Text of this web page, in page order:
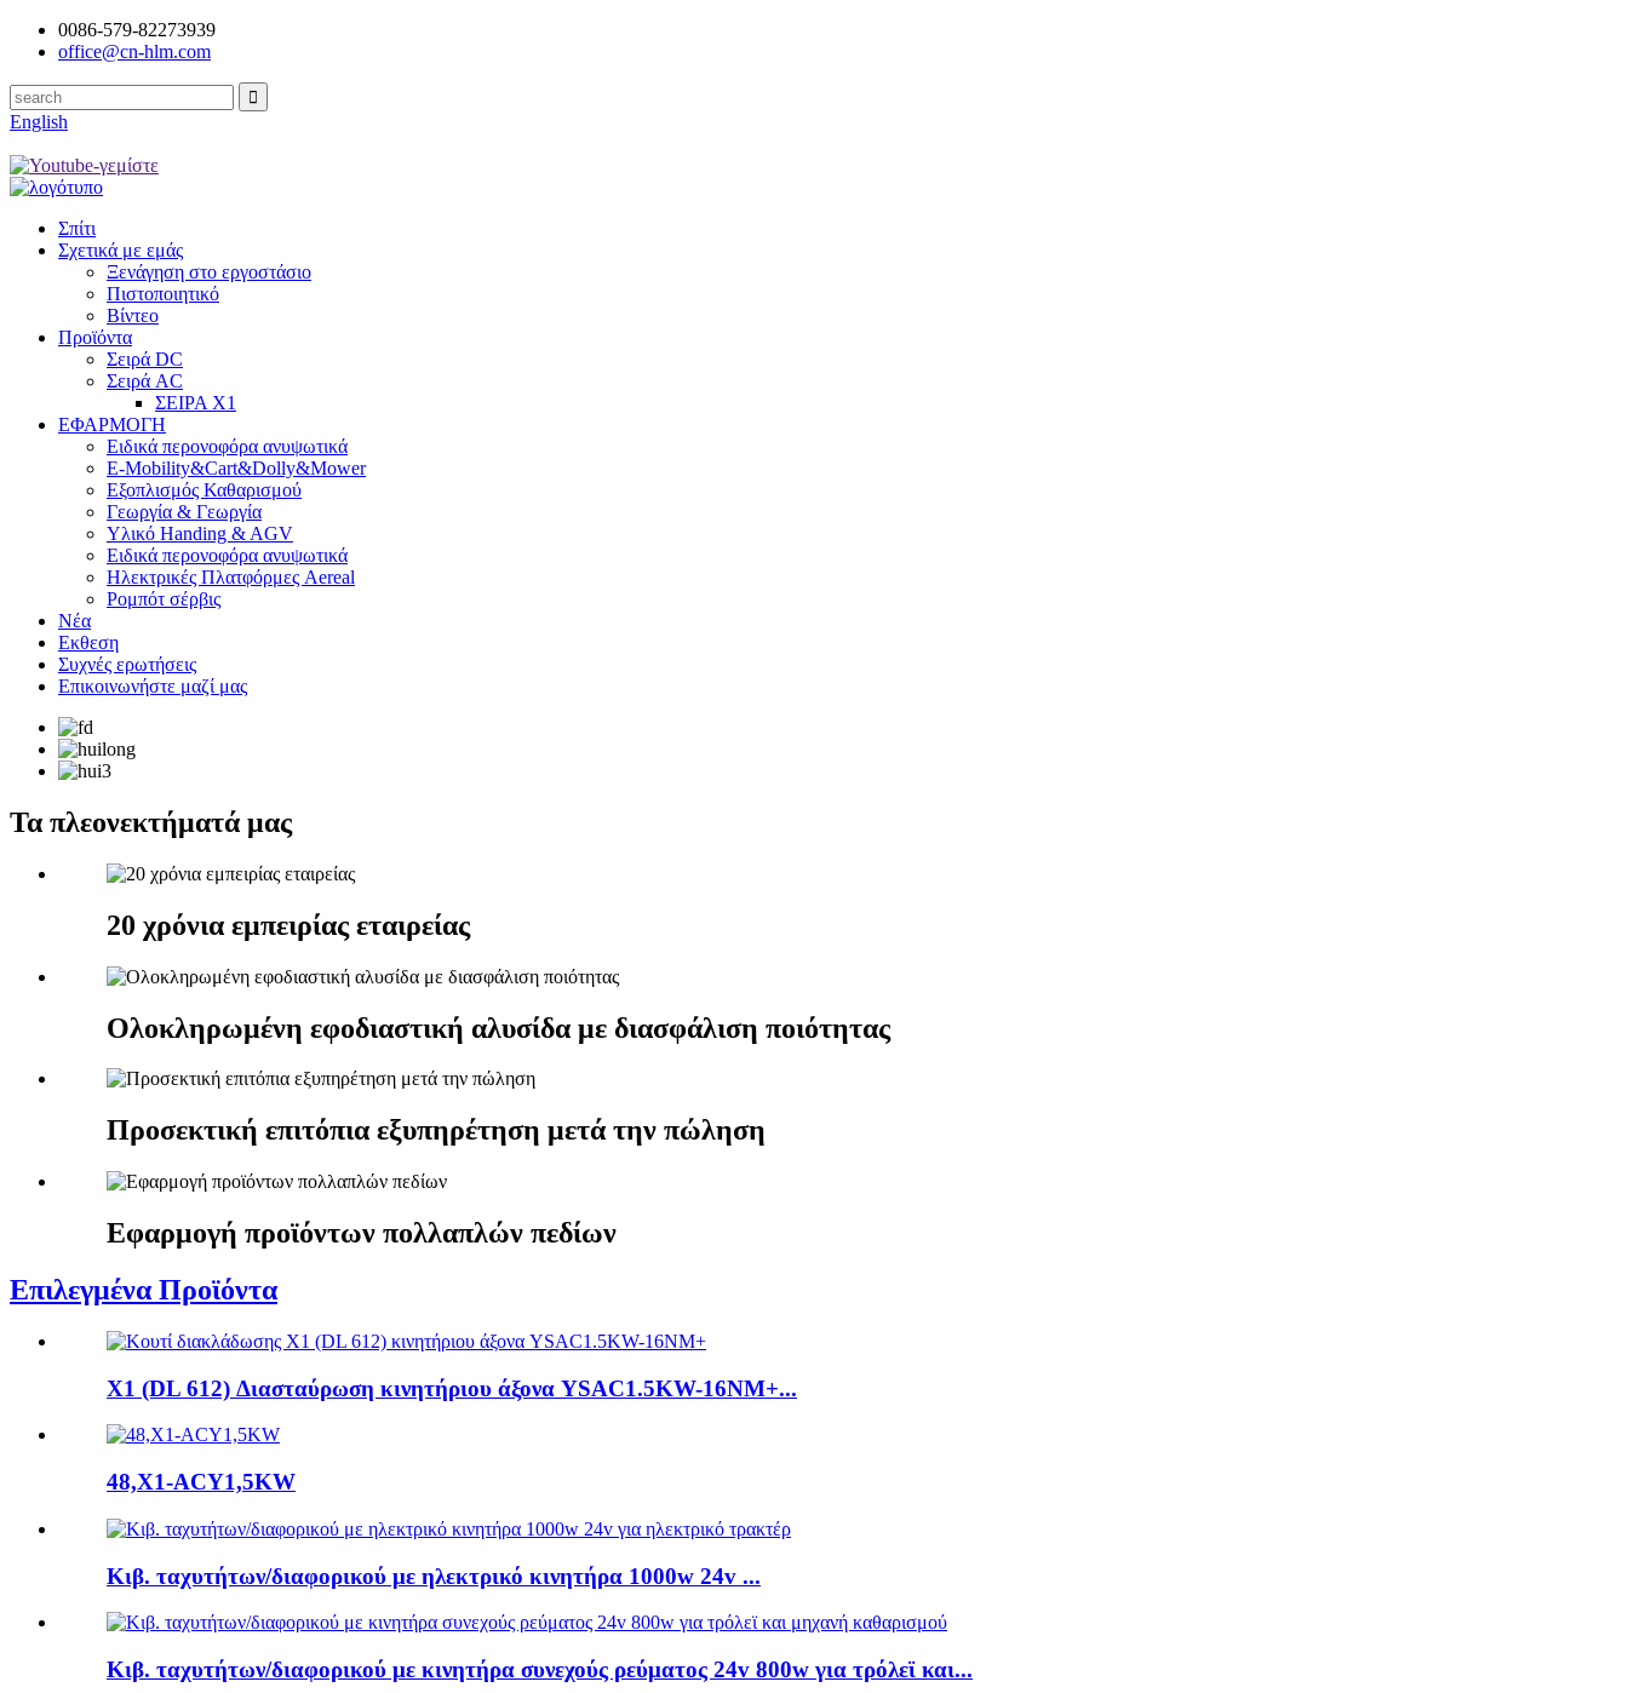
0086-579-82273939
office@cn-hlm.com
English
Σπίτι
Σχετικά με εμάς
Ξενάγηση στο εργοστάσιο
Πιστοποιητικό
Βίντεο
Προϊόντα
Σειρά DC
Σειρά AC
ΣΕΙΡΑ Χ1
ΕΦΑΡΜΟΓΗ
Ειδικά περονοφόρα ανυψωτικά
E-Mobility&Cart&Dolly&Mower
Εξοπλισμός Καθαρισμού
Γεωργία & Γεωργία
Υλικό Handing & AGV
Ειδικά περονοφόρα ανυψωτικά
Ηλεκτρικές Πλατφόρμες Aereal
Ρομπότ σέρβις
Νέα
Εκθεση
Συχνές ερωτήσεις
Επικοινωνήστε μαζί μας
Τα πλεονεκτήματά μας
20 χρόνια εμπειρίας εταιρείας
Ολοκληρωμένη εφοδιαστική αλυσίδα με διασφάλιση ποιότητας
Προσεκτική επιτόπια εξυπηρέτηση μετά την πώληση
Εφαρμογή προϊόντων πολλαπλών πεδίων
Επιλεγμένα Προϊόντα
X1 (DL 612) Διασταύρωση κινητήριου άξονα YSAC1.5KW-16NM+...
48,X1-ACY1,5KW
Κιβ. ταχυτήτων/διαφορικού με ηλεκτρικό κινητήρα 1000w 24v ...
Κιβ. ταχυτήτων/διαφορικού με κινητήρα συνεχούς ρεύματος 24v 800w για τρόλεϊ και...